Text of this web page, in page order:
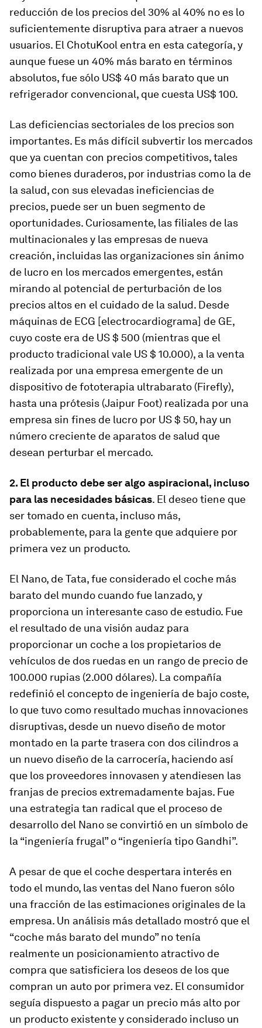
reducción de los precios del 30% al 40% no es lo
suficientemente disruptiva para atraer a nuevos
usuarios. El ChotuKool entra en esta categoría, y
aunque fuese un 40% más barato en términos
absolutos, fue sólo US$ 40 más barato que un
refrigerador convencional, que cuesta US$ 100.
Las deficiencias sectoriales de los precios son
importantes. Es más difícil subvertir los mercados
que ya cuentan con precios competitivos, tales
como bienes duraderos, por industrias como la de
la salud, con sus elevadas ineficiencias de
precios, puede ser un buen segmento de
oportunidades. Curiosamente, las filiales de las
multinacionales y las empresas de nueva
creación, incluidas las organizaciones sin ánimo
de lucro en los mercados emergentes, están
mirando al potencial de perturbación de los
precios altos en el cuidado de la salud. Desde
máquinas de ECG [electrocardiograma] de GE,
cuyo coste era de US $ 500 (mientras que el
producto tradicional vale US $ 10.000), a la venta
realizada por una empresa emergente de un
dispositivo de fototerapia ultrabarato (Firefly),
hasta una prótesis (Jaipur Foot) realizada por una
empresa sin fines de lucro por US $ 50, hay un
número creciente de aparatos de salud que
desean perturbar el mercado.
2. El producto debe ser algo aspiracional, incluso
para las necesidades básicas. El deseo tiene que
ser tomado en cuenta, incluso más,
probablemente, para la gente que adquiere por
primera vez un producto.
El Nano, de Tata, fue considerado el coche más
barato del mundo cuando fue lanzado, y
proporciona un interesante caso de estudio. Fue
el resultado de una visión audaz para
proporcionar un coche a los propietarios de
vehículos de dos ruedas en un rango de precio de
100.000 rupias (2.000 dólares). La compañía
redefinió el concepto de ingeniería de bajo coste,
lo que tuvo como resultado muchas innovaciones
disruptivas, desde un nuevo diseño de motor
montado en la parte trasera con dos cilindros a
un nuevo diseño de la carrocería, haciendo así
que los proveedores innovasen y atendiesen las
franjas de precios extremadamente bajas. Fue
una estrategia tan radical que el proceso de
desarrollo del Nano se convirtió en un símbolo de
la “ingeniería frugal” o “ingeniería tipo Gandhi”.
A pesar de que el coche despertara interés en
todo el mundo, las ventas del Nano fueron sólo
una fracción de las estimaciones originales de la
empresa. Un análisis más detallado mostró que el
“coche más barato del mundo” no tenía
realmente un posicionamiento atractivo de
compra que satisficiera los deseos de los que
compran un auto por primera vez. El consumidor
seguía dispuesto a pagar un precio más alto por
un producto existente y considerado incluso un